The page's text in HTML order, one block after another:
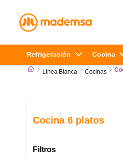
Términos más buscados
cocina 4 platos
3. refrigerador
Refrigeración Cocina
Linea Blanca Cocinas
Cocina 6 platos
Filtros